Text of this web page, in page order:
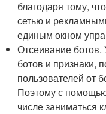
благодаря тому,
сетью и
единым окном
Отсеивание ботов.
ботов и признаки,
пользователей от
Поэтому с
числе заниматься